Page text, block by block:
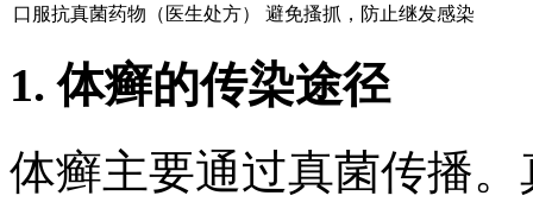
口服抗真菌药物（医生处方）
避免搔抓，防止继发感染
1. 体癣的传染途径
体癣主要通过真菌传播